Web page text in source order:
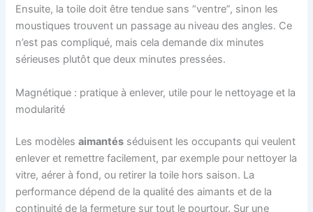
Ensuite, la toile doit être tendue sans “ventre”, sinon les
moustiques trouvent un passage au niveau des angles. Ce
n’est pas compliqué, mais cela demande dix minutes
sérieuses plutôt que deux minutes pressées.
Magnétique : pratique à enlever, utile pour le nettoyage et la
modularité
Les modèlesaimantés séduisent les occupants qui veulent
enlever et remettre facilement, par exemple pour nettoyer la
vitre, aérer à fond, ou retirer la toile hors saison. La
performance dépend de la qualité des aimants et de la
continuité de la fermeture sur tout le pourtour. Sur une